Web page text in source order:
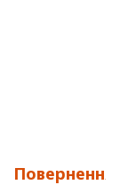
Повернення